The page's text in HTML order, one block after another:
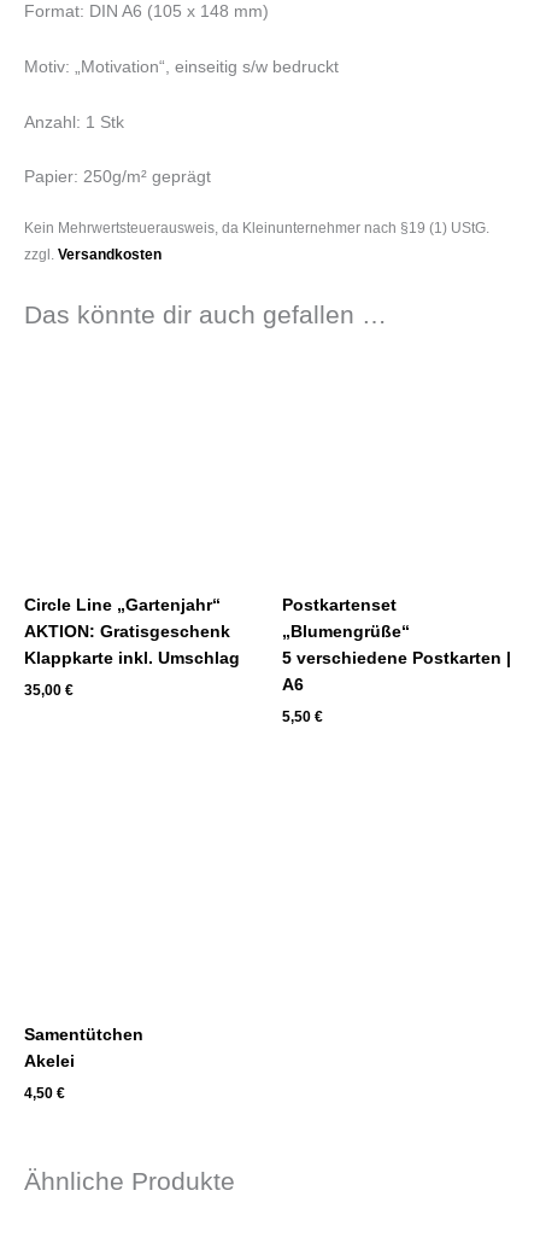
Format: DIN A6 (105 x 148 mm)
Motiv: „Motivation“, einseitig s/w bedruckt
Anzahl: 1 Stk
Papier: 250g/m² geprägt
Kein Mehrwertsteuerausweis, da Kleinunternehmer nach §19 (1) UStG.
zzgl. Versandkosten
Das könnte dir auch gefallen …
Circle Line „Gartenjahr“
AKTION: Gratisgeschenk
Klappkarte inkl. Umschlag
35,00 €
Postkartenset
„Blumengrüße“
5 verschiedene Postkarten |
A6
5,50 €
Samentütchen
Akelei
4,50 €
Ähnliche Produkte